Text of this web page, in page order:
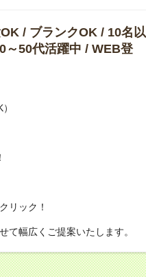
/ ブランクOK / 10名以
～50代活躍中 / WEB登
リック！
幅広くご提案いたします。